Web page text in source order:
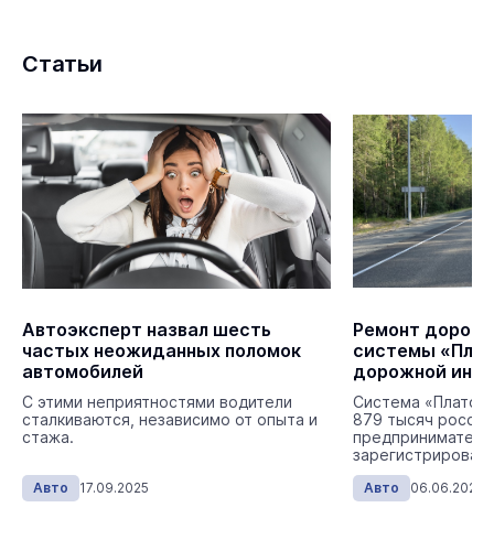
Статьи
Автоэксперт назвал шесть
частых неожиданных поломок
автомобилей
С этими неприятностями водители
сталкиваются, независимо от опыта и
стажа.
Авто 17.09.2025
Ремонт дорог
системы
дорожной
региона
Система
879 тысяч
миллиона
Авто 06.06.2025